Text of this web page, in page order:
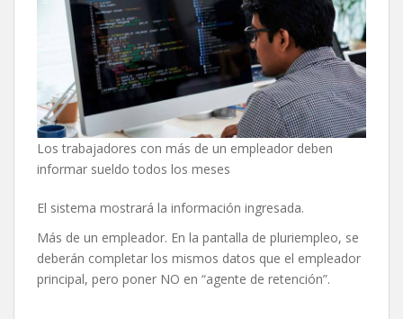
Los trabajadores con más de un empleador deben
informar sueldo todos los meses
El sistema mostrará la información ingresada.
Más de un empleador. En la pantalla de pluriempleo, se
deberán completar los mismos datos que el empleador
principal, pero poner NO en “agente de retención”.